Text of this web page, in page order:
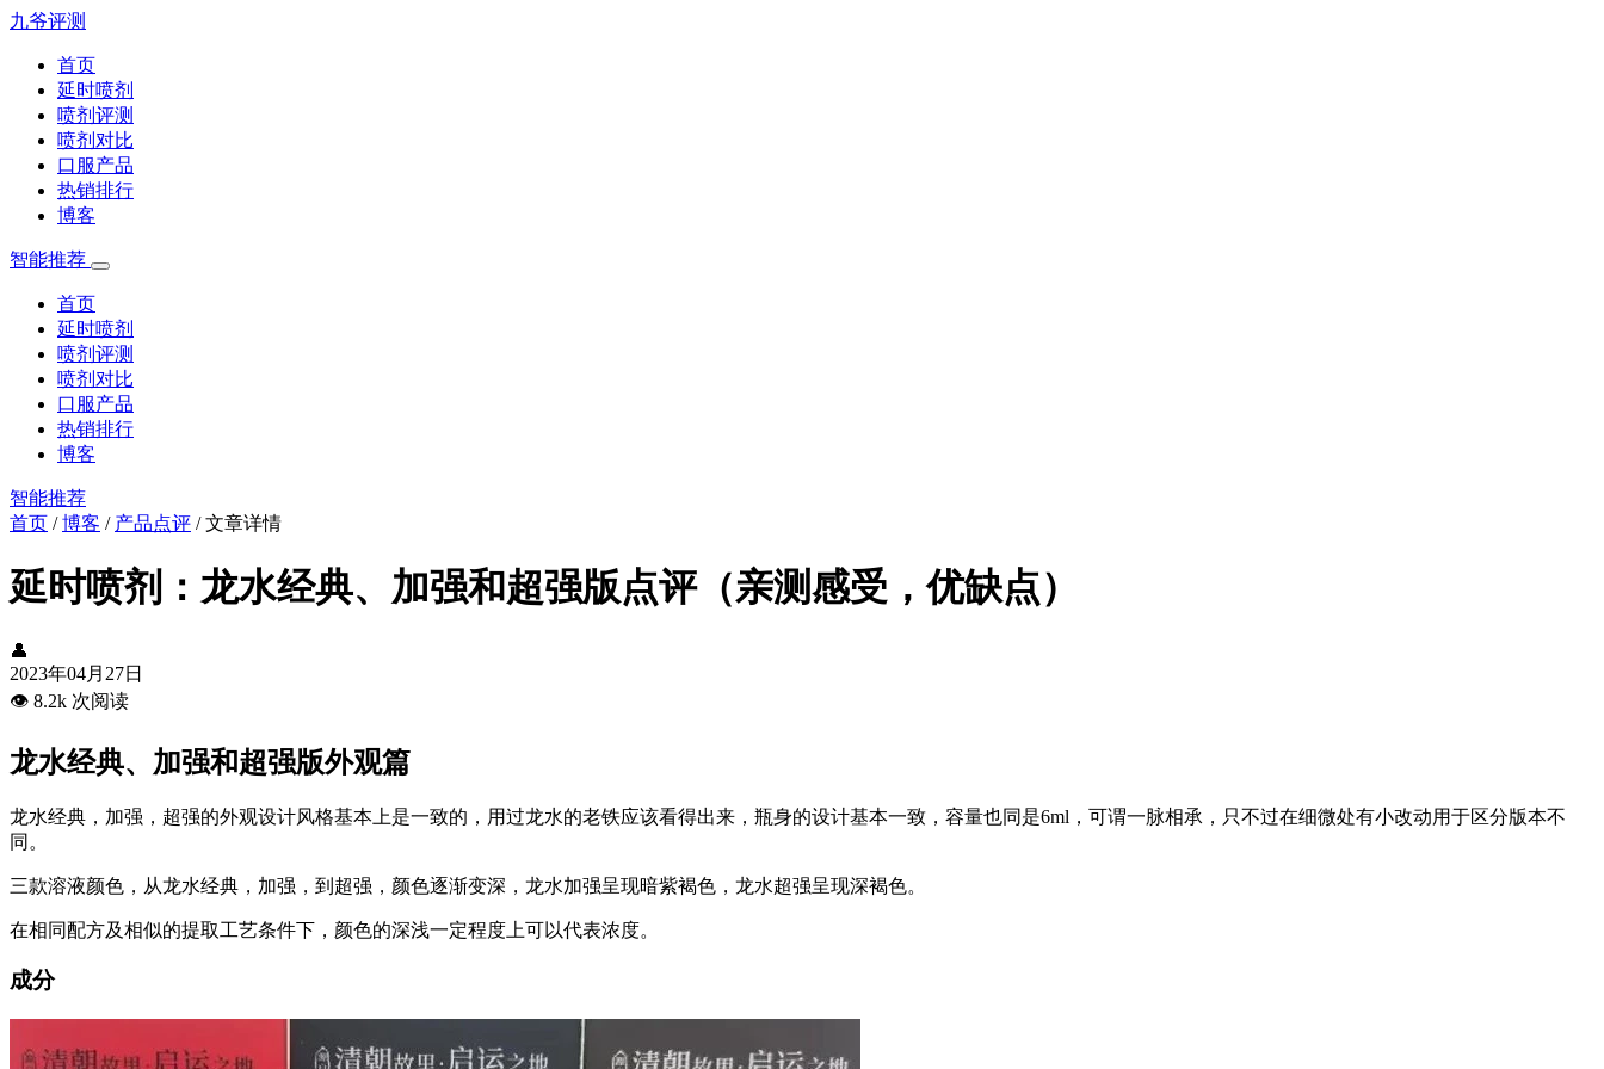
九爷评测
首页
延时喷剂
喷剂评测
喷剂对比
口服产品
热销排行
博客
智能推荐
首页
延时喷剂
喷剂评测
喷剂对比
口服产品
热销排行
博客
智能推荐
首页 /博客 / 产品点评 /文章详情
延时喷剂：龙水经典、加强和超强版点评（亲测感受，优缺点）
👤
2023年04月27日
👁️ 8.2k 次阅读
龙水经典、加强和超强版外观篇
龙水经典，加强，超强的外观设计风格基本上是一致的，用过龙水的老铁应该看得出来，瓶身的设计基本一致，容量也同是6ml，可谓一脉相承，只不过在细微处有小改动用于区分版本不
同。
三款溶液颜色，从龙水经典，加强，到超强，颜色逐渐变深，龙水加强呈现暗紫褐色，龙水超强呈现深褐色。
在相同配方及相似的提取工艺条件下，颜色的深浅一定程度上可以代表浓度。
成分